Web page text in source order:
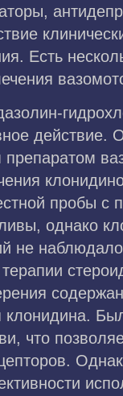
Есть
пробы
однако
не
что